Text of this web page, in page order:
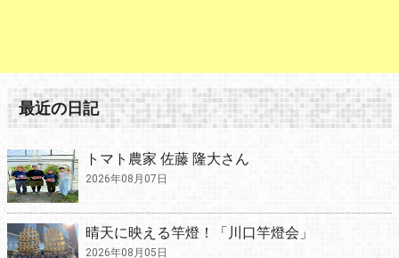
最近の日記
トマト農家 佐藤 隆大さん
2026年08月07日
晴天に映える竿燈！「川口竿燈会」
2026年08月05日